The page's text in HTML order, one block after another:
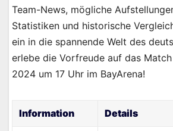
Team-News, mögliche
Statistiken und historische
ein in die spannende Welt des
erlebe die Vorfreude auf das
2024 um 17 Uhr im BayArena!
Information Details